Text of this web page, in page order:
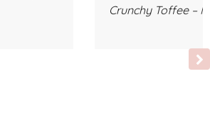
– Nii maitsvad!